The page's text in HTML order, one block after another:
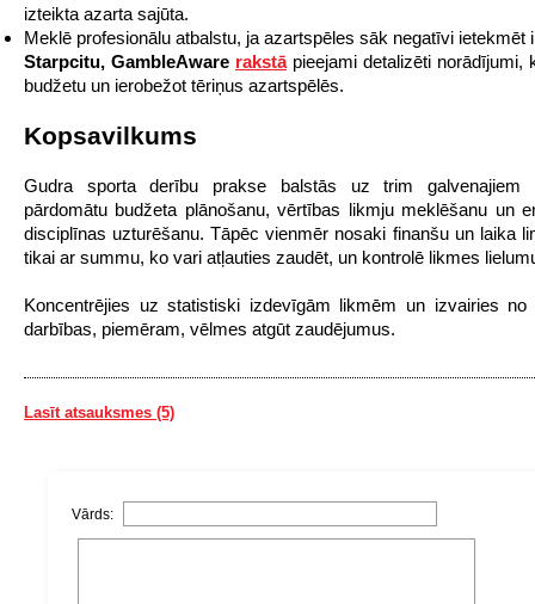
izteikta azarta sajūta.
Meklē profesionālu atbalstu, ja azartspēles sāk negatīvi ietekmēt
Starpcitu, GambleAware rakstāpieejami detalizēti norādījumi,
budžetu un ierobežot tēriņus azartspēlēs.
Kopsavilkums
Gudra sporta derību prakse balstās uz trim galvenajiem
pārdomātu budžeta plānošanu, vērtības likmju meklēšanu un
disciplīnas uzturēšanu. Tāpēc vienmēr nosaki finanšu un laika
tikai ar summu, ko vari atļauties zaudēt, un kontrolē likmes
Koncentrējies uz statistiski izdevīgām likmēm un izvairies no
darbības, piemēram, vēlmes atgūt zaudējumus.
Lasīt atsauksmes (5)
Vārds: